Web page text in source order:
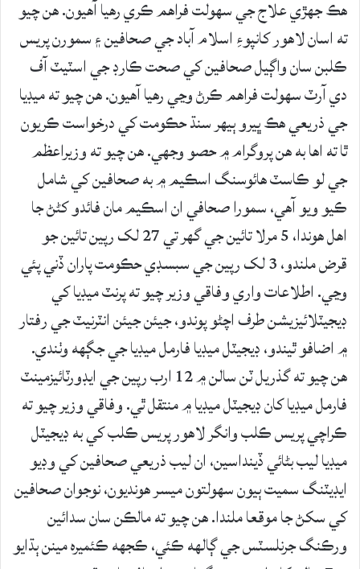
هڪ جهڙي علاج جي سهولت فراهم ڪري رهيا آهيون. هن چيو
ته اسان لاهور کانپوءِ اسلام آباد جي صحافين ۽ سمورن پريس
ڪلبن سان واڳيل صحافين کي صحت ڪارڊ جي اسٽيٽ آف
دي آرٽ سهولت فراهم ڪرڻ وڃي رهيا آهيون. هن چيو ته ميڊيا
جي ذريعي هڪ ڀيرو ٻيهر سنڌ حڪومت کي درخواست ڪريون
ٿا ته اها به هن پروگرام ۾ حصو وجهي. هن چيو ته وزيراعظم
جي لو ڪاسٽ هائوسنگ اسڪيم ۾ به صحافين کي شامل
ڪيو ويو آهي، سمورا صحافي ان اسڪيم مان فائدو کڻڻ جا
اهل هوندا، 5 مرلا تائين جي گهر تي 27 لک رپين تائين جو
قرض ملندو، 3 لک رپين جي سبسڊي حڪومت پاران ڏني پئي
وڃي. اطلاعات واري وفاقي وزير چيو ته پرنٽ ميڊيا کي
ڊيجيٽلائيزيشن طرف اچڻو پوندو، جيئن جيئن انٽرنيٽ جي رفتار
۾ اضافو ٿيندو، ڊيجيٽل ميڊيا فارمل ميڊيا جي جڳهه وٺندي.
هن چيو ته گذريل ٽن سالن ۾ 12 ارب رپين جي ايڊورٽائيزمينٽ
فارمل ميڊيا کان ڊيجيٽل ميڊيا ۾ منتقل ٿي. وفاقي وزير چيو ته
ڪراچي پريس ڪلب وانگر لاهور پريس ڪلب کي به ڊيجيٽل
ميڊيا ليب بڻائي ڏينداسين، ان ليب ذريعي صحافين کي وڊيو
ايڊيٽنگ سميت ٻيون سهولتون ميسر هونديون، نوجوان صحافين
کي سکڻ جا موقعا ملندا. هن چيو ته مالڪن سان سدائين
ورڪنگ جرنلسٽس جي ڳالهه ڪئي، ڪجهه ڪئميره مينن ٻڌايو